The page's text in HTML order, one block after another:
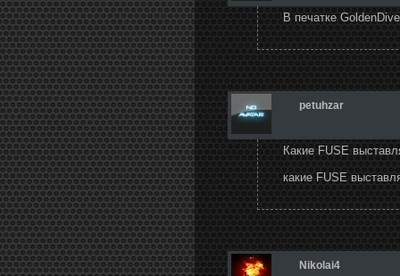
В печатке
petuhzar
Какие FUSE
какие FUSE
Nikolai4